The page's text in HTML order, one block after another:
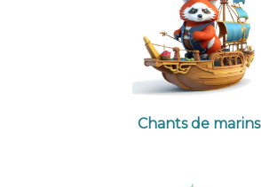
Chants de marins